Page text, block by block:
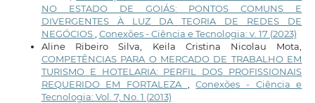
NO ESTADO DE GOIÁS: PONTOS COMUNS E
DIVERGENTES À LUZ DA TEORIA DE REDES DE
NEGÓCIOS Conexões - Ciência e Tecnologia: v. 17 (2023)
Aline Ribeiro Silva, Keila Cristina Nicolau Mota,
COMPETÊNCIAS PARA O MERCADO DE TRABALHO EM
TURISMO E HOTELARIA: PERFIL DOS PROFISSIONAIS
REQUERIDO EM FORTALEZA
,Conexões - Ciência e
Tecnologia: Vol. 7, No. 1 (2013)